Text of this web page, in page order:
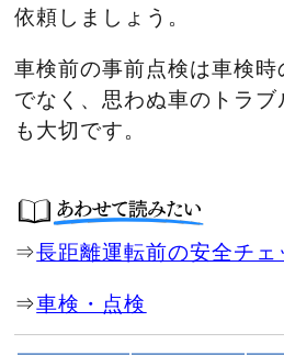
依頼しましょう。
車検前の事前点検は車検
でなく、思わぬ車のトラ
も大切です。
⇒長距離運転前の安全チェ
⇒車検・点検